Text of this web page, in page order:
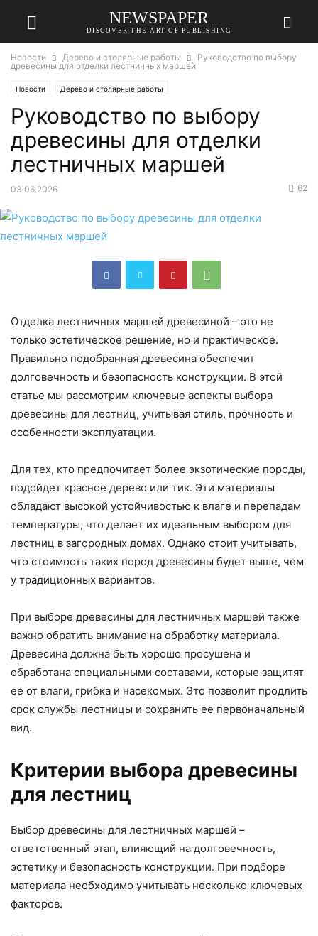
NEWSPAPER
DISCOVER THE ART OF PUBLISHING
Новости Дерево и столярные работы
Руководство по выбору
древесины для отделки лестничных маршей
Новости Дерево и столярные работы
Руководство по выбору
древесины для отделки
лестничных маршей
03.06.2026 62
Отделка лестничных маршей древесиной – это не
только эстетическое решение, но и практическое.
Правильно подобранная древесина обеспечит
долговечность и безопасность конструкции. В этой
статье мы рассмотрим ключевые аспекты выбора
древесины для лестниц, учитывая стиль, прочность и
особенности эксплуатации.
Для тех, кто предпочитает более экзотические породы,
подойдет красное дерево или тик. Эти материалы
обладают высокой устойчивостью к влаге и перепадам
температуры, что делает их идеальным выбором для
лестниц в загородных домах. Однако стоит учитывать,
что стоимость таких пород древесины будет выше, чем
у традиционных вариантов.
При выборе древесины для лестничных маршей также
важно обратить внимание на обработку материала.
Древесина должна быть хорошо просушена и
обработана специальными составами, которые защитят
ее от влаги, грибка и насекомых. Это позволит продлить
срок службы лестницы и сохранить ее первоначальный
вид.
Критерии выбора древесины
для лестниц
Выбор древесины для лестничных маршей –
ответственный этап, влияющий на долговечность,
эстетику и безопасность конструкции. При подборе
материала необходимо учитывать несколько ключевых
факторов.